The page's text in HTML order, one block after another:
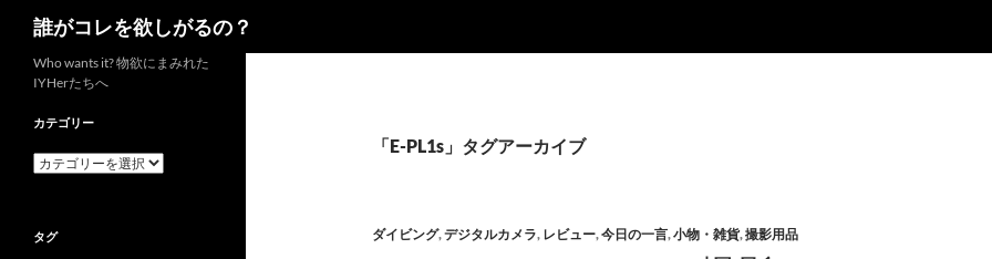
誰がコレを欲しがるの？
「E-PL1s」タグアーカイブ
ダイビング,デジタルカメラ, レビュー,今日の一言,小物・雑貨,撮影用品
Who wants it? 物欲にまみれた
IYHerたちへ
カテゴリー
カ
ー
タグ